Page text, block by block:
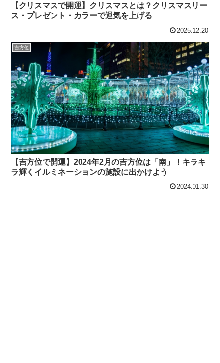
【クリスマスで開運】クリスマスとは？クリスマスリー
ス・プレゼント・カラーで運気を上げる
2025.12.20
吉方位
【吉方位で開運】2024年2月の吉方位は「南」！キラキ
ラ輝くイルミネーションの施設に出かけよう
2024.01.30